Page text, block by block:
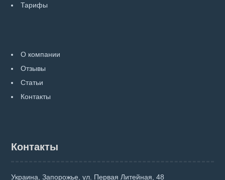
Тарифы
О компании
Отзывы
Статьи
Контакты
Контакты
Украина, Запорожье, ул. Первая Литейная, 48